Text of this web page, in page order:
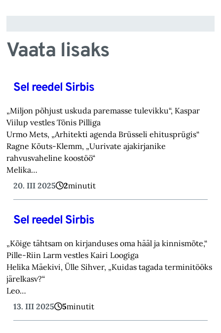
Vaata lisaks
Sel reedel Sirbis
„Miljon põhjust uskuda paremasse tulevikku“, Kaspar
Viilup vestles Tõnis Pilliga
Urmo Mets, „Arhitekti agenda Brüsseli ehitusprügis“
Ragne Kõuts-Klemm, „Uurivate ajakirjanike
rahvusvaheline koostöö“
Melika…
20. III 2025
2minutit
Sel reedel Sirbis
„Kõige tähtsam on kirjanduses oma hääl ja kinnismõte,“
Pille-Riin Larm vestles Kairi Loogiga
Helika Mäekivi, Ülle Sihver, „Kuidas tagada terminitööks
järelkasv?“
Leo…
13. III 2025
5minutit